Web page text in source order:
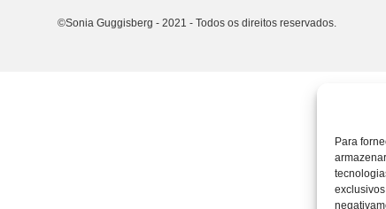
Para
©Sonia Guggisberg - 2021 - Todos os direitos reservados.